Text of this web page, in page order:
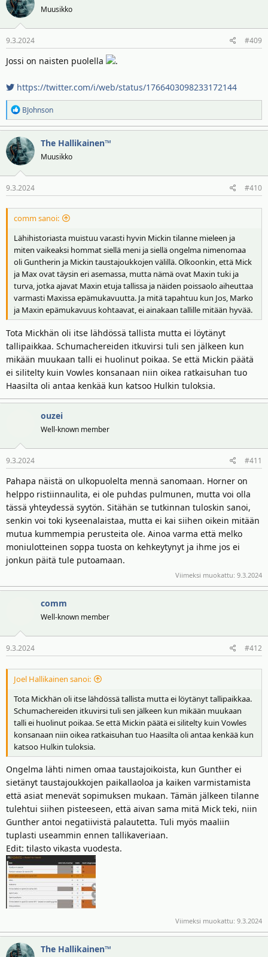
Muusikko
9.3.2024 #409
Jossi on naisten puolella .
https://twitter.com/i/web/status/1766403098233172144
R
e
a
k
t
i
o
t
BJohnson
The Hallikainen™
Muusikko
9.3.2024 #410
comm sanoi:
Lähihistoriasta muistuu var.asti hyvin Mickin tilanne mieleen ja
miten vaikeaksi hommat siellä meni ja siellä ongelma nimenomaa
oli Guntherin ja Mickin taustajoukkojen välillä. Olkoonkin, että Mick
ja Max ovat täysin eri asemassa, mutta nämä ovat Maxin tuki ja
turva, jotka ajavat Maxin etuja tallissa ja näiden poissaolo aiheuttaa
varmasti Maxissa epämukavuutta. Ja mitä tapahtuu kun Jos, Marko
ja Maxin epämukavuus kohtaavat, ei ainakaan tallille mitään hyvää.
Tota Mickhän oli itse lähdössä tallista mutta ei löytänyt
tallipaikkaa. Schumachereiden itkuvirsi tuli sen jälkeen kun
mikään muukaan talli ei huolinut poikaa. Se että Mickin päätä
ei silitelty kuin Vowles konsanaan niin oikea ratkaisuhan tuo
Haasilta oli antaa kenkää kun katsoo Hulkin tuloksia.
ouzei
Well-known member
9.3.2024 #411
Pahapa näistä on ulkopuolelta mennä sanomaan. Horner on
helppo ristiinnaulita, ei ole puhdas pulmunen, mutta voi olla
tässä yhteydessä syytön. Sitähän se tutkinnan tuloskin sanoi,
senkin voi toki kyseenalaistaa, mutta ei kai siihen oikein mitään
mutua kummempia perusteita ole. Ainoa varma että melko
moniulotteinen soppa tuosta on kehkeytynyt ja ihme jos ei
jonkun päitä tule putoamaan.
Viimeksi muokattu: 9.3.2024
comm
Well-known member
9.3.2024 #412
Joel Hallikainen sanoi:
Tota Mickhän oli itse lähdössä tallista mutta ei löytänyt tallipaikkaa.
Schumachereiden itkuvirsi tuli sen jälkeen kun mikään muukaan
talli ei huolinut poikaa. Se että Mickin päätä ei silitelty kuin Vowles
konsanaan niin oikea ratkaisuhan tuo Haasilta oli antaa kenkää kun
katsoo Hulkin tuloksia.
Ongelma lähti nimen omaa taustajoikoista, kun Gunther ei
sietänyt taustajoukkojen paikallaoloa ja kaiken varmistamista
että asiat menevät sopimuksen mukaan. Tämän jälkeen tilanne
tulehtui siihen pisteeseen, että aivan sama mitä Mick teki, niin
Gunther antoi negatiivistä palautetta. Tuli myös maaliin
tuplasti useammin ennen tallikaveriaan.
Edit: tilasto vikasta vuodesta.
Viimeksi muokattu: 9.3.2024
The Hallikainen™